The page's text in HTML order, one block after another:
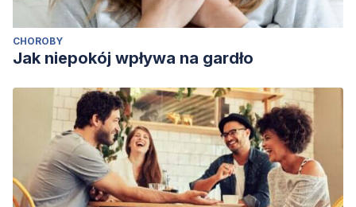
CHOROBY
Jak niepokój wpływa na gardło